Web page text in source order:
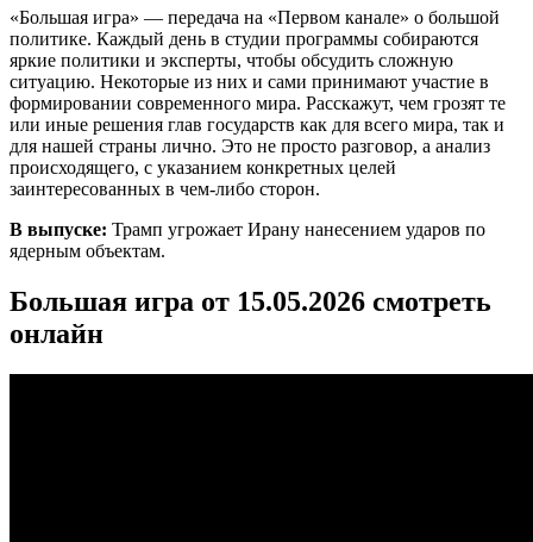
«Большая игра» — передача на «Первом канале» о большой
политике. Каждый день в студии программы собираются
яркие политики и эксперты, чтобы обсудить сложную
ситуацию. Некоторые из них и сами принимают участие в
формировании современного мира. Расскажут, чем грозят те
или иные решения глав государств как для всего мира, так и
для нашей страны лично. Это не просто разговор, а анализ
происходящего, с указанием конкретных целей
заинтересованных в чем-либо сторон.
В выпуске: Трамп угрожает Ирану нанесением ударов по
ядерным объектам.
Большая игра от 15.05.2026 смотреть
онлайн